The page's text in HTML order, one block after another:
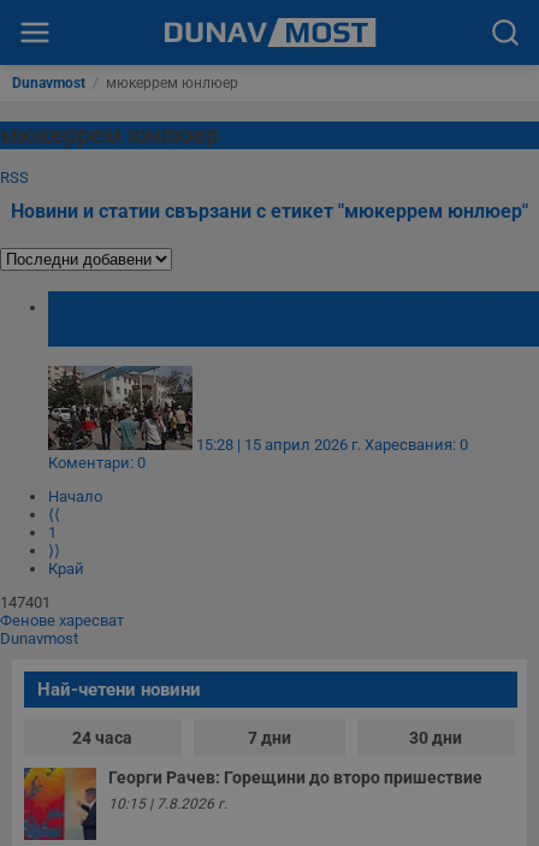
Dunavmost / мюкеррем юнлюер
мюкеррем юнлюер
RSS
Новини и статии свързани с етикет "мюкеррем юнлюер"
15:28 | 15 април 2026 г. Харесвания: 0
Коментари: 0
Начало
⟨⟨
1
⟩⟩
Край
147401
Фенове харесват
Dunavmost
Най-четени новини
24 часа 7 дни 30 дни
Георги Рачев: Горещини до второ пришествие
10:15 | 7.8.2026 г.